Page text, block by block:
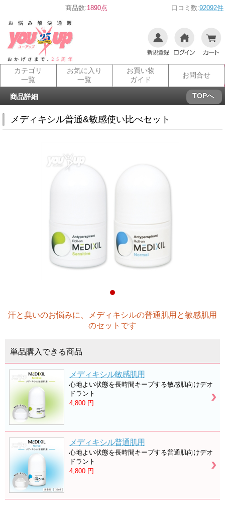
商品数:1890点 口コミ数:92092件
カテゴリ
一覧
お気に入り
一覧
お買い物
ガイド
お問合せ
商品詳細 TOPへ
メディキシル普通&敏感使い比べセット
汗と臭いのお悩みに、メディキシルの普通肌用と敏感肌用
のセットです
単品購入できる商品
メディキシル敏感肌用
心地よい状態を長時間キープする敏感肌向けデオ
ドラント
4,800 円
メディキシル普通肌用
心地よい状態を長時間キープする普通肌向けデオ
ドラント
4,800 円